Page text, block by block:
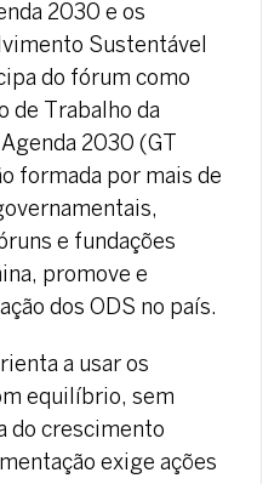
2030 e os
Sustentável
do fórum como
de Trabalho da
2030 (GT
formada por mais de
e fundações
promove e
dos ODS no país.
a usar os
equilíbrio, sem
do crescimento
exige ações